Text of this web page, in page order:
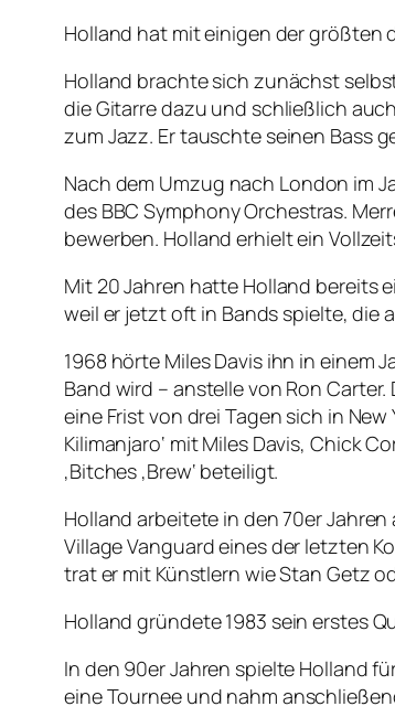
Holland hat mit einigen der größten
Holland brachte sich zunächst
die Gitarre dazu und schließlich
zum Jazz. Er tauschte seinen Bass
Nach dem Umzug nach London im
des BBC Symphony Orchestras.
bewerben. Holland erhielt ein
Mit 20 Jahren hatte Holland bereits
weil er jetzt oft in Bands spielte, die
1968 hörte Miles Davis ihn in einem
Band wird – anstelle von Ron
eine Frist von drei Tagen sich in
Kilimanjaro‘ mit Miles Davis, Chick
‚Bitches ‚Brew‘ beteiligt.
Holland arbeitete in den 70er
Village Vanguard eines der letzten
trat er mit Künstlern wie Stan Getz
Holland gründete 1983 sein erstes
In den 90er Jahren spielte Holland
eine Tournee und nahm